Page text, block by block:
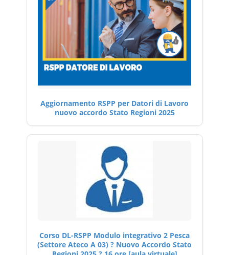
Aggiornamento RSPP per Datori di Lavoro
nuovo accordo Stato Regioni 2025
Corso DL-RSPP Modulo integrativo 2 Pesca
(Settore Ateco A 03) ? Nuovo Accordo Stato